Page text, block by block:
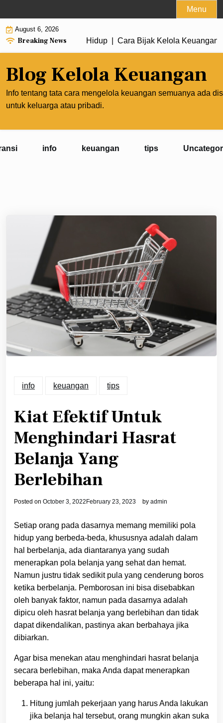
to
content
Menu
August 6, 2026
Breaking NewsKualitas Hidup |Cara Bijak Kelola Keuanganmu
Blog Kelola Keuangan
Info tentang tata cara mengelola keuangan semuanya ada
untuk keluarga atau pribadi.
info keuangan tips
info keuangan tips
Kiat Efektif Untuk
Menghindari Hasrat
Belanja Yang
Berlebihan
Posted on October 3, 2022February 23, 2023 by admin
Setiap orang pada dasarnya memang memiliki pola
hidup yang berbeda-beda, khususnya adalah dalam
hal berbelanja, ada diantaranya yang sudah
menerapkan pola belanja yang sehat dan hemat.
Namun justru tidak sedikit pula yang cenderung boros
ketika berbelanja. Pemborosan ini bisa disebabkan
oleh banyak faktor, namun pada dasarnya adalah
dipicu oleh hasrat belanja yang berlebihan dan tidak
dapat dikendalikan, pastinya akan berbahaya jika
dibiarkan.
Agar bisa menekan atau menghindari hasrat belanja
secara berlebihan, maka Anda dapat menerapkan
beberapa hal ini, yaitu:
Hitung jumlah pekerjaan yang harus Anda lakukan
jika belanja hal tersebut, orang mungkin akan suka